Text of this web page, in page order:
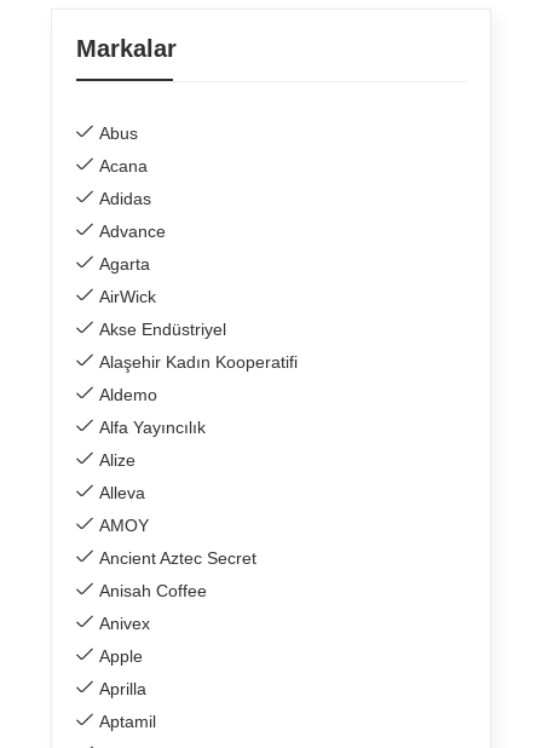
Markalar
Abus
Acana
Adidas
Advance
Agarta
AirWick
Akse Endüstriyel
Alaşehir Kadın Kooperatifi
Aldemo
Alfa Yayıncılık
Alize
Alleva
AMOY
Ancient Aztec Secret
Anisah Coffee
Anivex
Apple
Aprilla
Aptamil